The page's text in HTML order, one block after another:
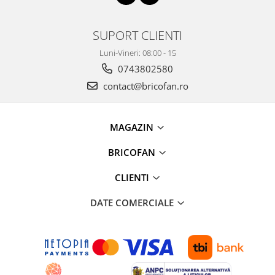
Bucatarie si electrocasnice
Masini de carnati si accesorii
Espressoare si cafetiere
Masini de piper si nuci
Accesorii si consumabile masini de
Genti Termoizolante Mancare
Magneti de frigider
SUPORT CLIENTI
Luni-Vineri: 08:00 - 15
0743802580
contact@bricofan.ro
MAGAZIN
BRICOFAN
CLIENTI
DATE COMERCIALE